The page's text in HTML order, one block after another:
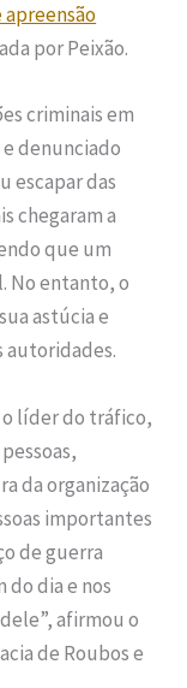
apreensão
por Peixão.
criminais em
denunciado
escapar das
chegaram a
que um
No entanto, o
astúcia e
autoridades.
o líder do tráfico,
da organização
importantes
de guerra
do dia e nos
afirmou o
de Roubos e